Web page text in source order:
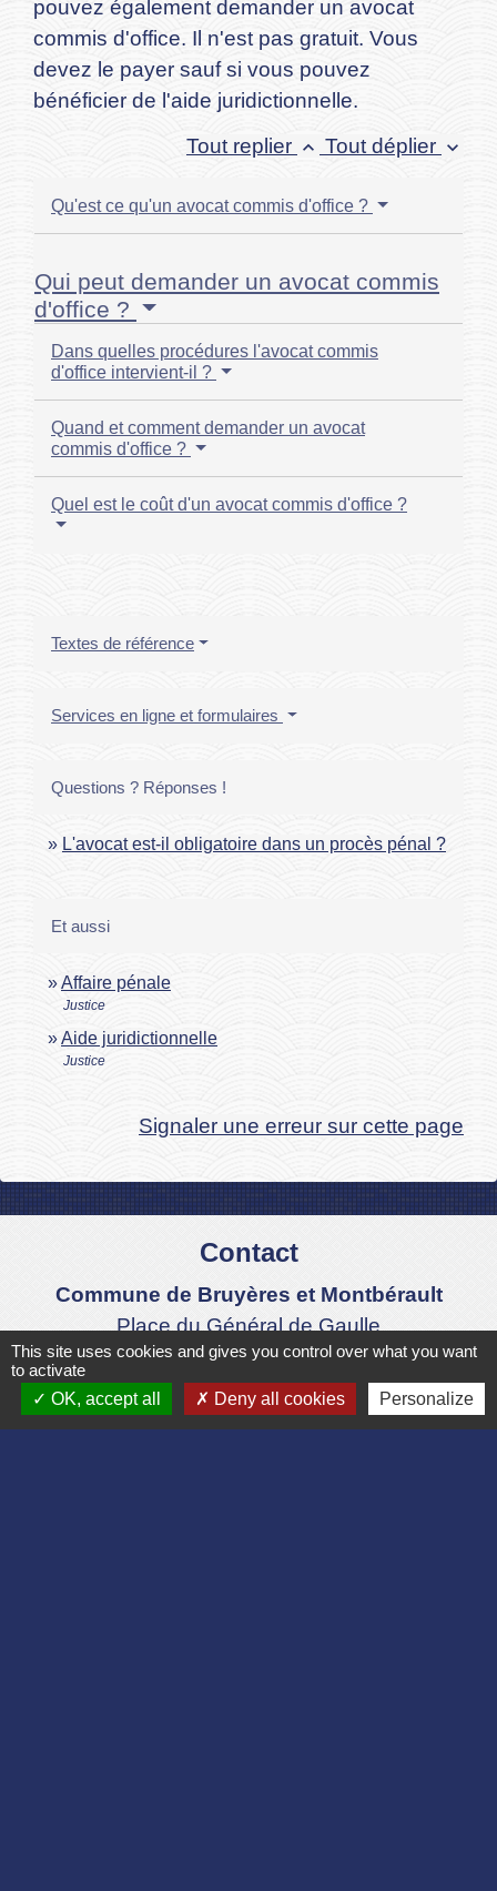
pouvez également demander un avocat
commis d'office. Il n'est pas gratuit. Vous
devez le payer sauf si vous pouvez
bénéficier de l'aide juridictionnelle.
Tout replier keyboard_arrow_up Tout déplier keyboard_arrow_down
Qu'est ce qu'un avocat commis d'office ?
Qui peut demander un avocat commis
d'office ?
Dans quelles procédures l'avocat commis
d'office intervient-il ?
Quand et comment demander un avocat
commis d'office ?
Quel est le coût d'un avocat commis d'office ?
Textes de référence
Services en ligne et formulaires
Questions ? Réponses !
L'avocat est-il obligatoire dans un procès pénal ?
Et aussi
Affaire pénale
Justice
Aide juridictionnelle
Justice
Signaler une erreur sur cette page
Contact
Commune de Bruyères et Montbérault
Place du Général de Gaulle
02860 Bruyères-et-Montbérault - FRANCE
+33 3 23 24 74 77
This site uses cookies and gives you control over what you want
to activate
OK, accept all
Deny all cookies Personalize